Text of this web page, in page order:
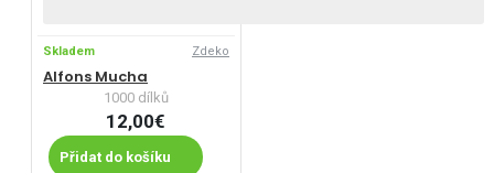
Skladem Zdeko
Alfons Mucha
1000 dílků
12,00€
Přidat do košíku